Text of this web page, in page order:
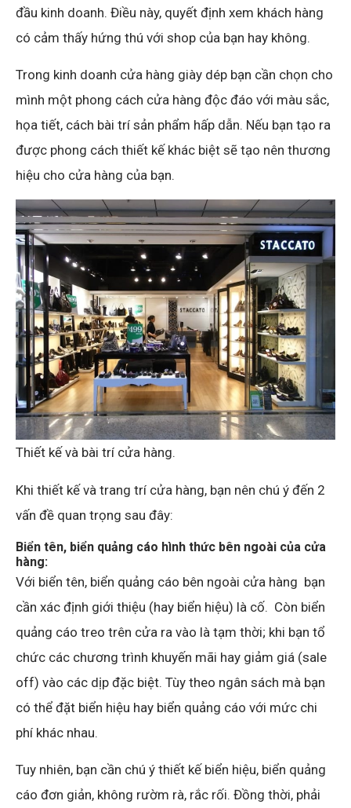
đầu kinh doanh. Điều này, quyết định xem khách hàng
có cảm thấy hứng thú với shop của bạn hay không.
Trong kinh doanh cửa hàng giày dép bạn cần chọn cho
mình một phong cách cửa hàng độc đáo với màu sắc,
họa tiết, cách bài trí sản phẩm hấp dẫn. Nếu bạn tạo ra
được phong cách thiết kế khác biệt sẽ tạo nên thương
hiệu cho cửa hàng của bạn.
Thiết kế và bài trí cửa hàng.
Khi thiết kế và trang trí cửa hàng, bạn nên chú ý đến 2
vấn đề quan trọng sau đây:
Biển tên, biển quảng cáo hình thức bên ngoài của cửa
hàng:
Với biển tên, biển quảng cáo bên ngoài cửa hàng bạn
cần xác định giới thiệu (hay biển hiệu) là cố. Còn biển
quảng cáo treo trên cửa ra vào là tạm thời; khi bạn tổ
chức các chương trình khuyến mãi hay giảm giá (sale
off) vào các dịp đặc biệt. Tùy theo ngân sách mà bạn
có thể đặt biển hiệu hay biển quảng cáo với mức chi
phí khác nhau.
Tuy nhiên, bạn cần chú ý thiết kế biển hiệu, biển quảng
cáo đơn giản, không rườm rà, rắc rối. Đồng thời, phải